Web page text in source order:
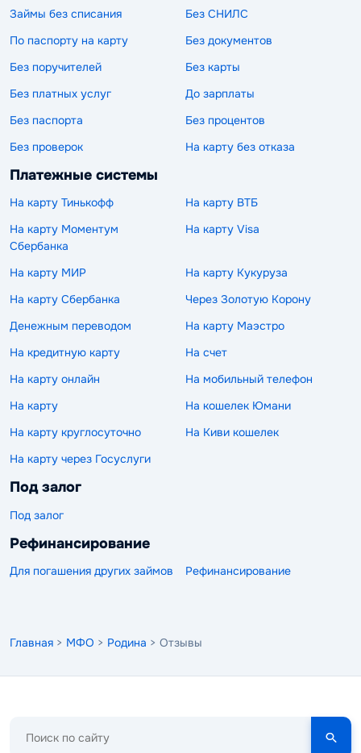
Займы без списания
Без СНИЛС
По паспорту на карту
Без документов
Без поручителей
Без карты
Без платных услуг
До зарплаты
Без паспорта
Без процентов
Без проверок
На карту без отказа
Платежные системы
На карту Тинькофф
На карту ВТБ
На карту Моментум
Сбербанка
На карту Visa
На карту МИР
На карту Кукуруза
На карту Сбербанка
Через Золотую Корону
Денежным переводом
На карту Маэстро
На кредитную карту
На счет
На карту онлайн
На мобильный телефон
На карту
На кошелек Юмани
На карту круглосуточно
На Киви кошелек
На карту через Госуслуги
Под залог
Под залог
Рефинансирование
Для погашения других займов Рефинансирование
Главная > МФО > Родина > Отзывы